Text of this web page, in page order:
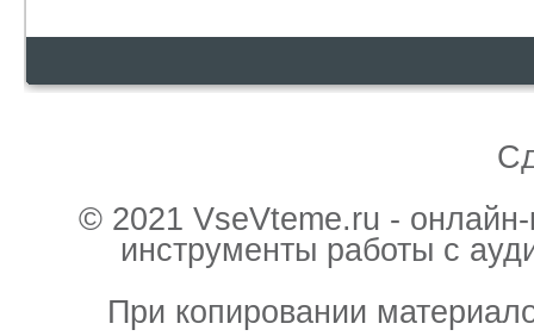
© 2021 VseVteme.ru -
инструменты работы с
При копировании